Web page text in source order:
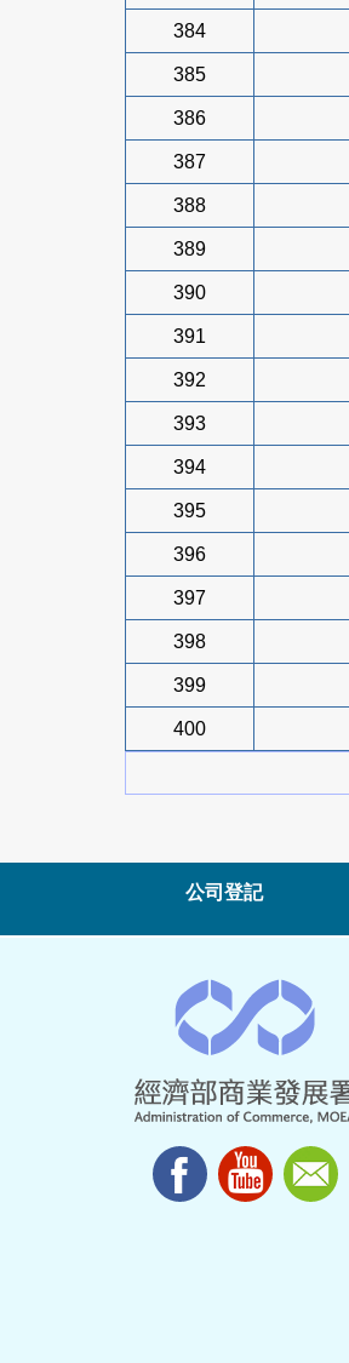
384
385
386
387
388
389
390
391
392
393
394
395
396
397
398
399
400
公司登記